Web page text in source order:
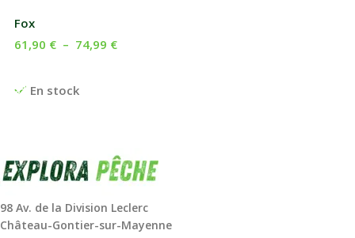
Fox
En stock
61,90 € – 74,99 €
98 Av. de la Division Leclerc
Château-Gontier-sur-Mayenne